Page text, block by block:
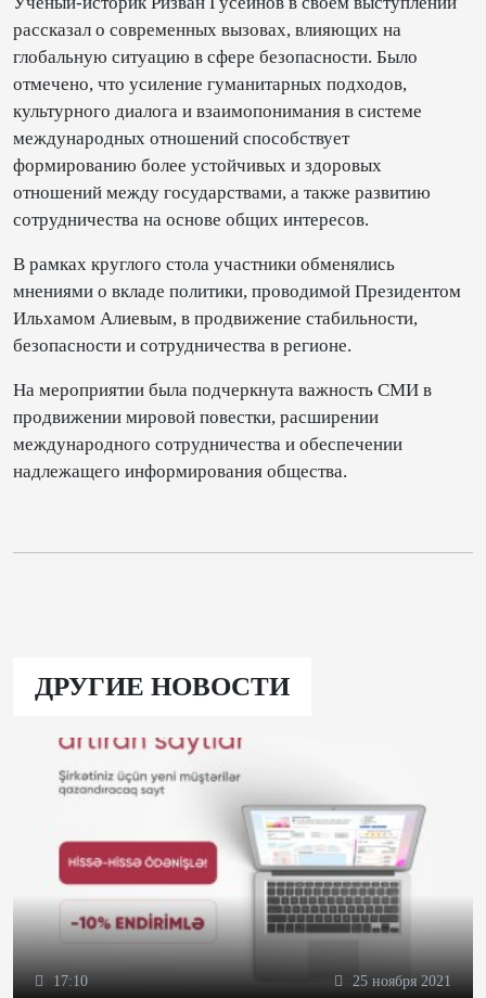
рассказал о современных вызовах, влияющих на
глобальную ситуацию в сфере безопасности. Было
отмечено, что усиление гуманитарных подходов,
культурного диалога и взаимопонимания в системе
международных отношений способствует
формированию более устойчивых и здоровых
отношений между государствами, а также развитию
сотрудничества на основе общих интересов.
В рамках круглого стола участники обменялись
мнениями о вкладе политики, проводимой Президентом
Ильхамом Алиевым, в продвижение стабильности,
безопасности и сотрудничества в регионе.
На мероприятии была подчеркнута важность СМИ в
продвижении мировой повестки, расширении
международного сотрудничества и обеспечении
надлежащего информирования общества.
ДРУГИЕ НОВОСТИ
17:10 25 ноября 2021